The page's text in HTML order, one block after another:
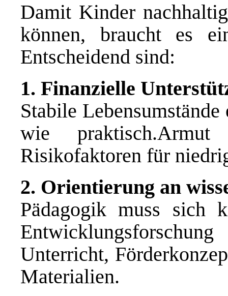
Damit Kinder
können, braucht es
Entscheidend sind:
1. Finanzielle
Stabile
wie
Risikofaktoren für
2. Orientierung an
Pädagogik muss sich
Unterricht,
Materialien.